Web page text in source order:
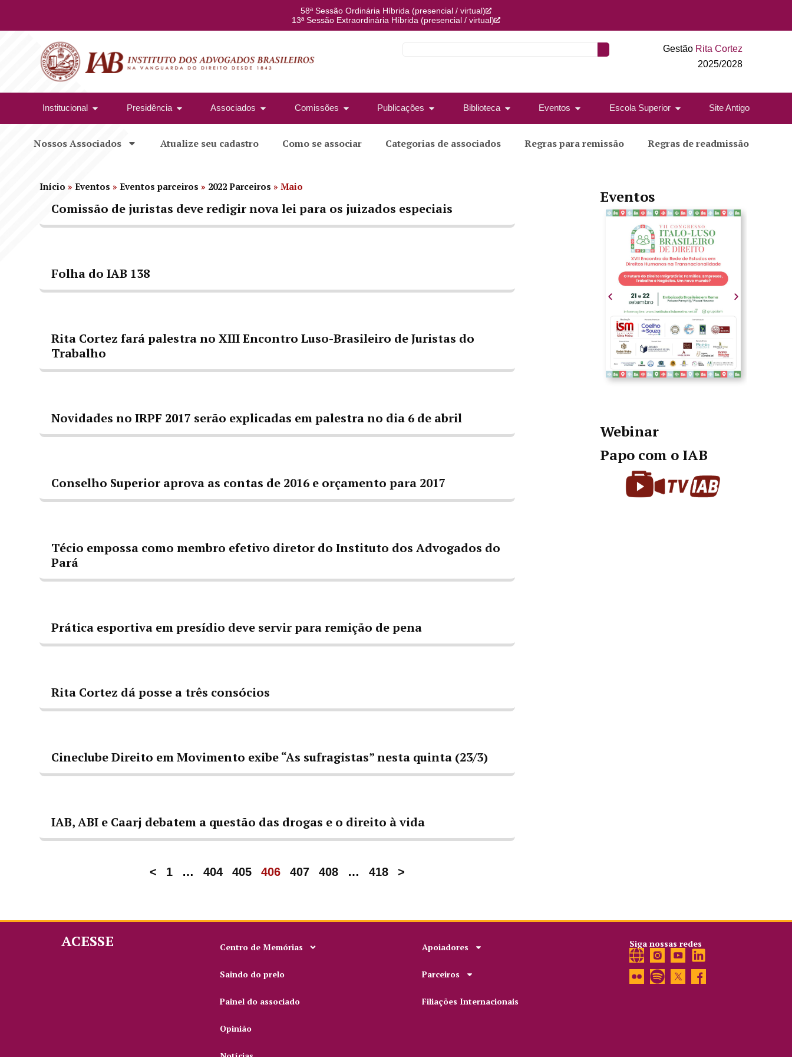
58ª Sessão Ordinária Híbrida (presencial / virtual)
13ª Sessão Extraordinária Híbrida (presencial / virtual)
Gestão Rita Cortez
2025/2028
Institucional Presidência Associados Comissões Publicações Biblioteca Eventos Escola Superior Site Antigo
Nossos Associados Atualize seu cadastro Como se associar Categorias de associados Regras para remissão Regras de readmissão
Início »Eventos »Eventos parceiros » 2022 Parceiros »Maio
Comissão de juristas deve redigir nova lei para os juizados especiais
Folha do IAB 138
Rita Cortez fará palestra no XIII Encontro Luso-Brasileiro de Juristas do
Trabalho
Novidades no IRPF 2017 serão explicadas em palestra no dia 6 de abril
Conselho Superior aprova as contas de 2016 e orçamento para 2017
Técio empossa como membro efetivo diretor do Instituto dos Advogados do
Pará
Prática esportiva em presídio deve servir para remição de pena
Rita Cortez dá posse a três consócios
Cineclube Direito em Movimento exibe “As sufragistas” nesta quinta (23/3)
IAB, ABI e Caarj debatem a questão das drogas e o direito à vida
< 1 … 404 405 406 407 408 … 418 >
Eventos
Webinar
Papo com o IAB
ACESSE Centro de Memórias
Saindo do prelo
Painel do associado
Opinião
Apoiadores
Parceiros
Filiações Internacionais
Siga nossas redes